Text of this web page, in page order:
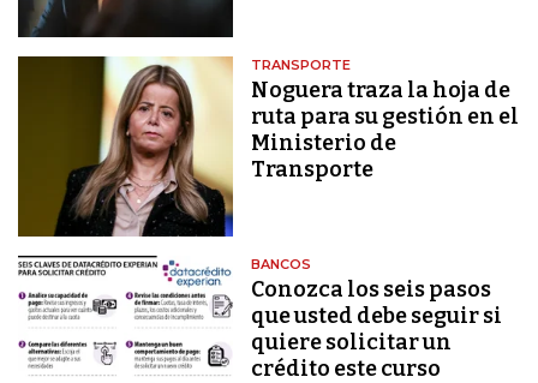
TRANSPORTE
Noguera traza la hoja de
ruta para su gestión en el
Ministerio de
Transporte
BANCOS
Conozca los seis pasos
que usted debe seguir si
quiere solicitar un
crédito este curso